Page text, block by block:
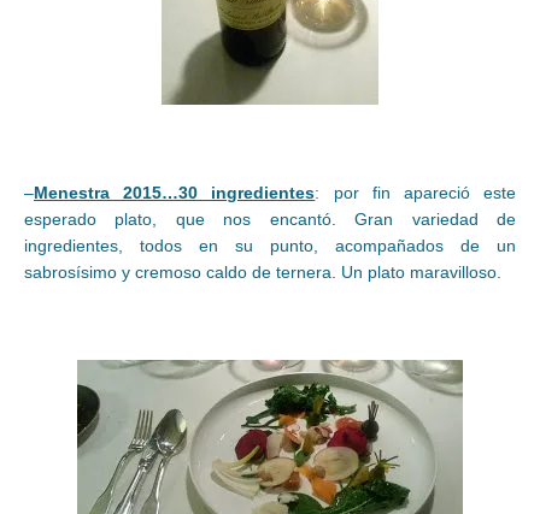
–Menestra 2015…30 ingredientes: por fin apareció este
esperado plato, que nos encantó. Gran variedad de
ingredientes, todos en su punto, acompañados de un
sabrosísimo y cremoso caldo de ternera. Un plato maravilloso.